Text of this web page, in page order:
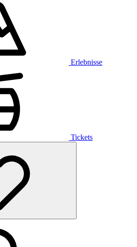
Erlebnisse
Tickets